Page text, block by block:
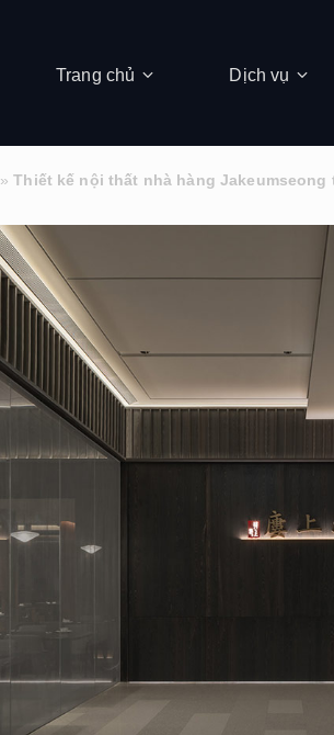
Trang chủ Dịch vụ
»Thiết kế nội thất nhà hàng Jakeumseong